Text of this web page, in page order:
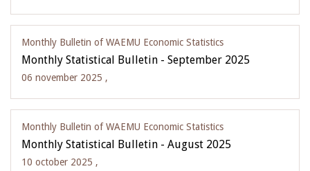
Monthly Bulletin of WAEMU Economic Statistics
Monthly Statistical Bulletin - September 2025
06 november 2025 ,
Monthly Bulletin of WAEMU Economic Statistics
Monthly Statistical Bulletin - August 2025
10 october 2025 ,